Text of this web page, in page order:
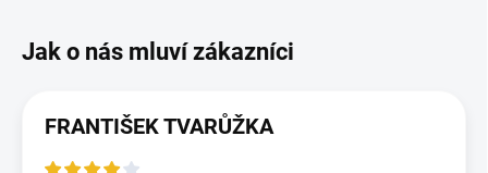
FRANTIŠEK TVARŮŽKA